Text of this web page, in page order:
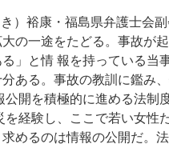
き）裕康・福島県弁護士会
の一途をたどる。事故が
」と情 報を持っている当
ある。事故の教訓に鑑み
公開を積極的に進める法制
経験し、ここで若い女性
めるのは情報の公開だ。